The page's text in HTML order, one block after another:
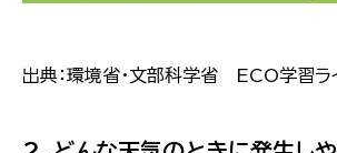
出典：環境省・文部科学省 ECO学習ラ